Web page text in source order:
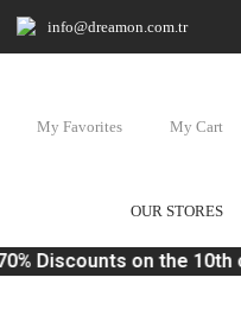
info@dreamon.com.tr
My Favorites My Cart
OUR STORES
Discounts on the 10th